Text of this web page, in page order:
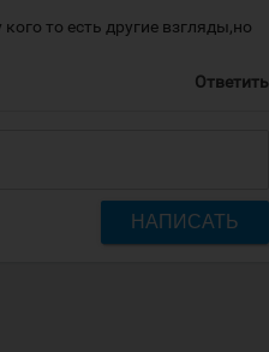
то есть другие взгляды,но
Ответить
НАПИСАТЬ